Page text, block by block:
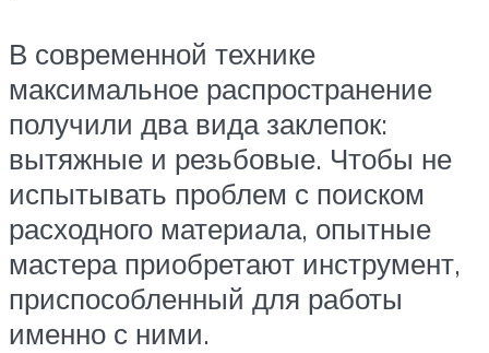
В современной технике
максимальное распространение
получили два вида заклепок:
вытяжные и резьбовые. Чтобы не
испытывать проблем с поиском
расходного материала, опытные
мастера приобретают инструмент,
приспособленный для работы
именно с ними.